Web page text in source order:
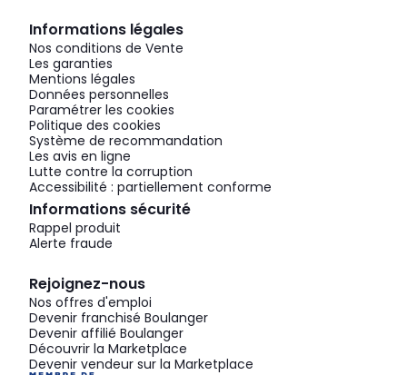
Informations légales
Nos conditions de Vente
Les garanties
Mentions légales
Données personnelles
Paramétrer les cookies
Politique des cookies
Système de recommandation
Les avis en ligne
Lutte contre la corruption
Accessibilité : partiellement conforme
Informations sécurité
Rappel produit
Alerte fraude
Rejoignez-nous
Nos offres d'emploi
Devenir franchisé Boulanger
Devenir affilié Boulanger
Découvrir la Marketplace
Devenir vendeur sur la Marketplace